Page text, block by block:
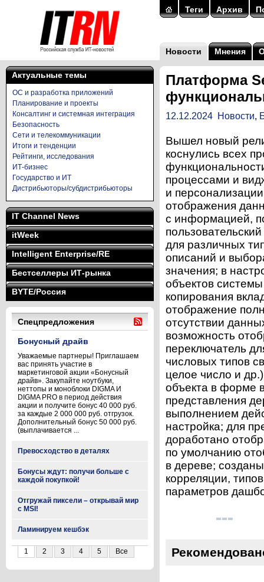
Теги Архив
Новости Мнения
Актуальные темы
ОС и разработка приложений
Планирование и проекты
Консалтинг и системная интеграция
Безопасность
Сети и телекоммуникации
Итоги и тенденции
Рейтинги, исследования
ИТ-бизнес
Государство и ИТ
Дистрибьюторы/субдистрибьюторы
IT Channel News
itWeek
Intelligent Enterprise/RE
Бестселлеры ИТ-рынка
BYTE/Россия
Спецпредложения
Бонусный драйв
Уважаемые партнеры! Приглашаем
вас принять участие в
маркетинговой акции «Бонусный
драйв». Закупайте ноутбуки,
неттопы и моноблоки DIGMA И
DIGMA PRO в период действия
акции и получите бонус 40 000 руб.
за каждые 2 000 000 руб. отгрузок.
Дополнительный бонус 50 000 руб.
(выплачивается ...
Превосходство в деталях
Бонусы ждут: получи больше с
каждой покупкой!
Отгружай пиксели – открывай мир
с MSI!
Ламинируем кешбэк
1 2 3 4 5 Все
Платформа
12.12.2024 Новости,
Вышел новый
коснулись всех
процессами и
и
отображения
с информацией,
для различных
описаний и
значения; в
объектов
копирования
отображение
отсутствии
возможность
переключатель
числовых типов
целое число и
объекта в форме
представления
выполнением
настройка; для
доработано
по умолчанию
в дереве;
корреляции,
параметров